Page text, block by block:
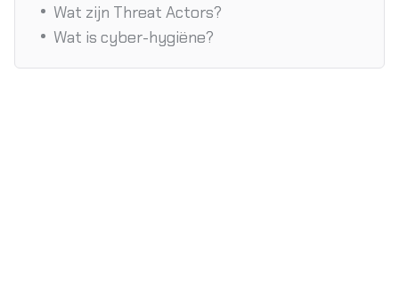
Wat zijn Threat Actors?
Wat is cyber-hygiëne?